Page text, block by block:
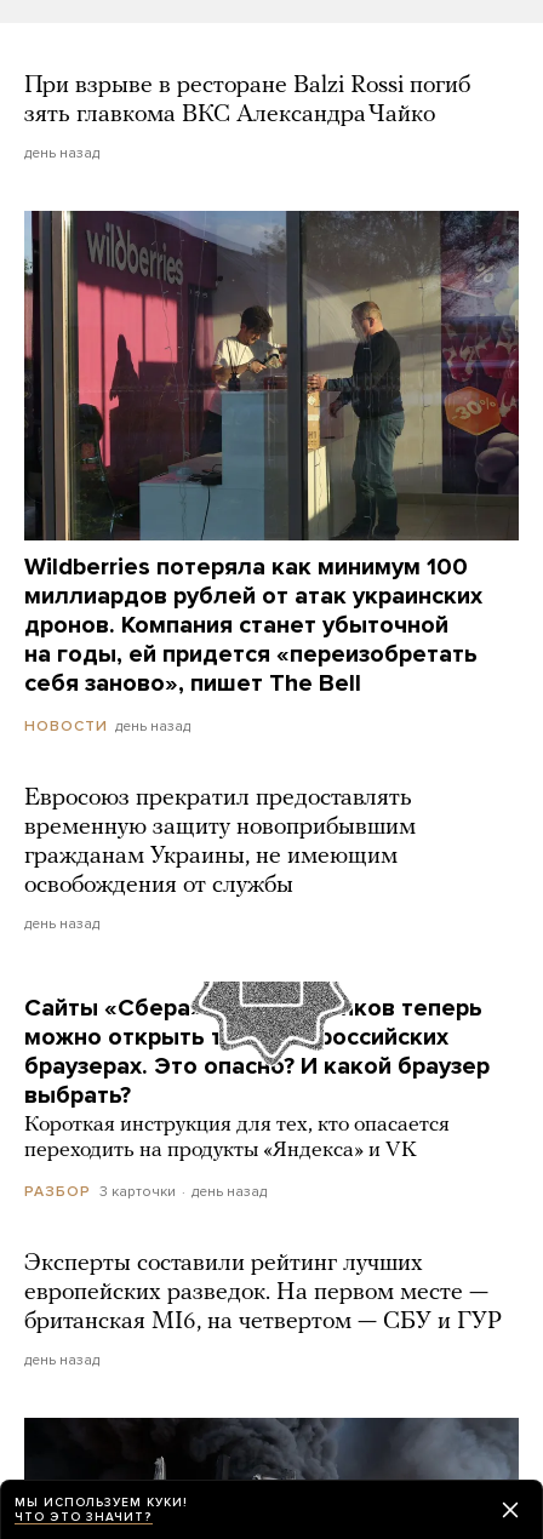
При взрыве в ресторане Balzi Rossi погиб
зять главкома ВКС Александра Чайко
день назад
Wildberries потеряла как минимум 100
миллиардов рублей от атак украинских
дронов. Компания станет убыточной
на годы, ей придется «переизобретать
себя заново», пишет The Bell
НОВОСТИ день назад
Евросоюз прекратил предоставлять
временную защиту новоприбывшим
гражданам Украины, не имеющим
освобождения от службы
день назад
Сайты «Сбера» и других банков теперь
можно открыть только в российских
браузерах. Это опасно? И какой браузер
выбрать?
Короткая инструкция для тех, кто опасается
переходить на продукты «Яндекса» и VK
РАЗБОР 3 карточки день назад
Эксперты составили рейтинг лучших
европейских разведок. На первом месте —
британская MI6, на четвертом — СБУ и ГУР
день назад
МЫ ИСПОЛЬЗУЕМ КУКИ!
ЧТО ЭТО ЗНАЧИТ?